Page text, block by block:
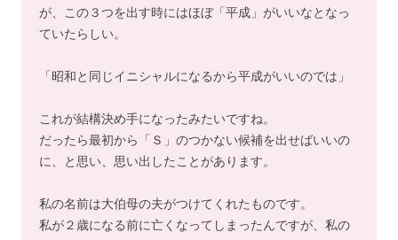
が、この３つを出す時にはほぼ「平成」がいいなとなっ
ていたらしい。
「昭和と同じイニシャルになるから平成がいいのでは」
これが結構決め手になったみたいですね。
だったら最初から「Ｓ」のつかない候補を出せばいいの
に、と思い、思い出したことがあります。
私の名前は大伯母の夫がつけてくれたものです。
私が２歳になる前に亡くなってしまったんですが、私の